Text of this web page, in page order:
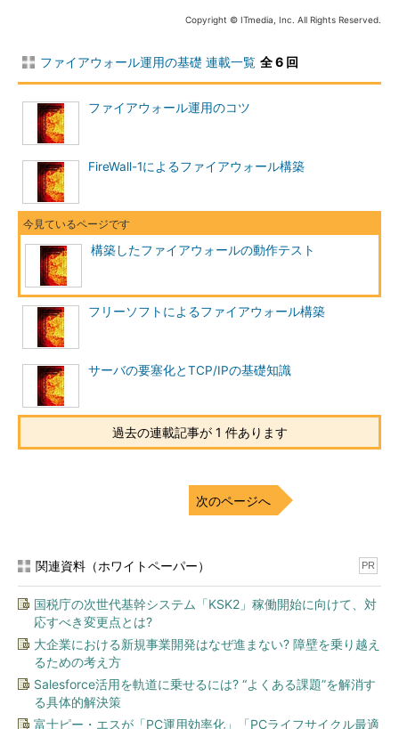
ークに複数のクライアント／サーバが存在しているような
実験環境を構築するのに便利です
＊1ただし、ここで紹介するツールは
のツールをほかのネットワークで使
さい。不正なアクセスと見なされる
可能性があります
の中で、VMwareだけは有償の製品
センスを購入しないと継続して使え
で、購入しても損はないソフトウェ
アです（2001年8月16日現在で、
テスト用のファイアウォールを構築する
ファイアウォールのルールの一部を変更します。ネットワーク構
成（図1）と、ルールは以下のとおりです。
Copyright © ITmedia, Inc. All Rights Reserved.
ファイアウォール運用の基礎 連載一覧 全 6 回
ファイアウォール運用のコツ
FireWall-1によるファイアウォール構築
構築したファイアウォールの動作テスト
フリーソフトによるファイアウォール構築
サーバの要塞化とTCP/IPの基礎知識
過去の連載記事が 1 件あります
次のページへ
関連資料（ホワイトペーパー） PR
国税庁の次世代基幹システム「KSK2」稼働開始に向けて、対
応すべき変更点とは?
大企業における新規事業開発はなぜ進まない? 障壁を乗り越え
るための考え方
Salesforce活用を軌道に乗せるには? “よくある課題”を解消す
る具体的解決策
富士ピー・エスが「PC運用効率化」「PCライフサイクル最適